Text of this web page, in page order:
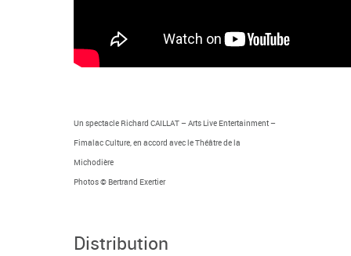
Un spectacle Richard CAILLAT – Arts Live Entertainment –
Fimalac Culture, en accord avec le Théâtre de la
Michodière
Photos © Bertrand Exertier
Distribution